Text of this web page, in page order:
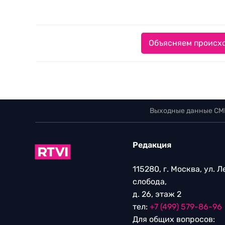
Объясняем
Выходные данные
Редакция
115280, г. Москва, ул.
слобода,
д. 26, этаж 2
тел: +7 (499) 579-86-96
Для общих вопросов: